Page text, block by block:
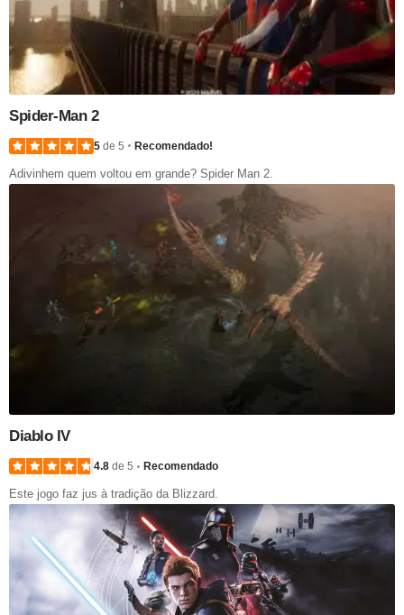
Spider-Man 2
5 de 5 Recomendado!
Adivinhem quem voltou em grande? Spider Man 2.
Diablo IV
4.8 de 5 Recomendado
Este jogo faz jus à tradição da Blizzard.